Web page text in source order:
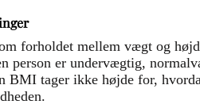
forholdet mellem vægt og
person er undervægtig,
BMI tager ikke højde for,